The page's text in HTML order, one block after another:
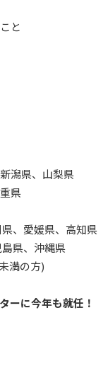
と
潟県、山梨県
県
、愛媛県、高知県
県、沖縄県
満の方)
ーに今年も就任！